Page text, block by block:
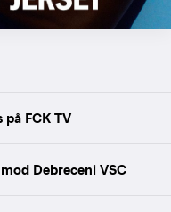
på FCK TV
Debreceni VSC